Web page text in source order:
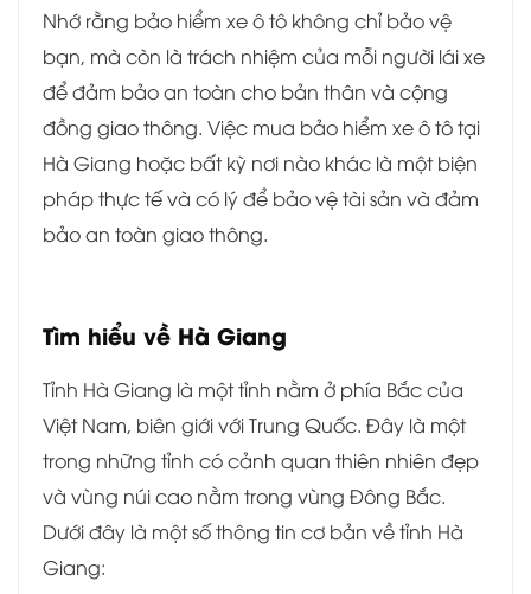
Nhớ rằng bảo hiểm xe ô tô không chỉ bảo vệ
bạn, mà còn là trách nhiệm của mỗi người lái xe
để đảm bảo an toàn cho bản thân và cộng
đồng giao thông. Việc mua bảo hiểm xe ô tô tại
Hà Giang hoặc bất kỳ nơi nào khác là một biện
pháp thực tế và có lý để bảo vệ tài sản và đảm
bảo an toàn giao thông.
Tìm hiểu về Hà Giang
Tỉnh Hà Giang là một tỉnh nằm ở phía Bắc của
Việt Nam, biên giới với Trung Quốc. Đây là một
trong những tỉnh có cảnh quan thiên nhiên đẹp
và vùng núi cao nằm trong vùng Đông Bắc.
Dưới đây là một số thông tin cơ bản về tỉnh Hà
Giang: